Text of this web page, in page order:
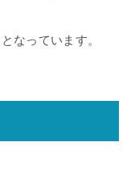
なっています。